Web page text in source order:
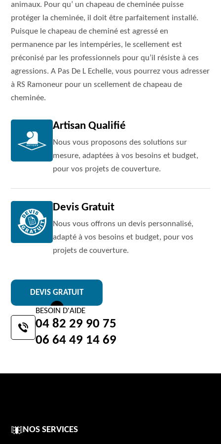
animaux. Pour qu’ un chapeau de cheminée puisse
protéger la cheminée, il doit être parfaitement installé.
Puisque le chapeau de cheminé est agressé en
permanence par les intempéries, le scellement est
préconisé par les professionnels pour qu’il résiste à ces
agressions. A Pas De L Echelle, vous pourrez vous adresser
à RS Ramoneur pour un scellement de chapeau de
cheminée.
Artisan Qualifié
Nous vous proposons des solutions sur
mesure, adaptées à vos besoins et budget,
pour vos projets de couverture.
Devis Gratuit
Nous vous offrons un devis personnalisé,
adapté à vos besoins et budget, pour vos
projets de couverture.
DEVIS GRATUIT
BESOIN D'AIDE
04 82 29 90 75
06 64 49 14 69
NOS SERVICES